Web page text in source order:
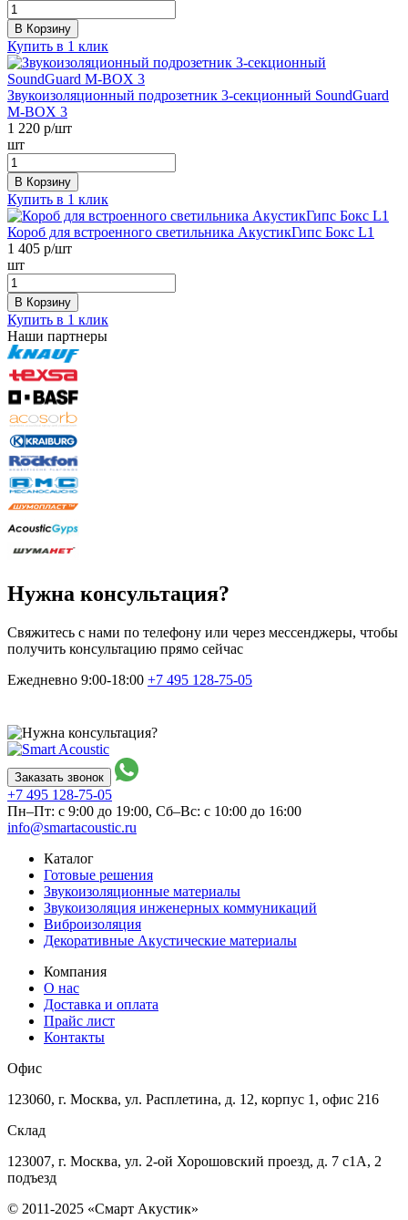
В Корзину
Купить в 1 клик
Звукоизоляционный подрозетник 3-секционный SoundGuard
M-BOX 3
1 220 р/шт
шт
В Корзину
Купить в 1 клик
Короб для встроенного светильника АкустикГипс Бокс L1
1 405 р/шт
шт
В Корзину
Купить в 1 клик
Наши партнеры
Нужна консультация?
Свяжитесь с нами по телефону или через мессенджеры, чтобы
получить консультацию прямо сейчас
Ежедневно 9:00-18:00 +7 495 128-75-05
Заказать звонок
+7 495 128-75-05
Пн–Пт: с 9:00 до 19:00, Сб–Вс: с 10:00 до 16:00
info@smartacoustic.ru
Каталог
Готовые решения
Звукоизоляционные материалы
Звукоизоляция инженерных коммуникаций
Виброизоляция
Декоративные Акустические материалы
Компания
О нас
Доставка и оплата
Прайс лист
Контакты
Офис
123060, г. Москва, ул. Расплетина, д. 12, корпус 1, офис 216
Склад
123007, г. Москва, ул. 2-ой Хорошовский проезд, д. 7 с1А, 2
подъезд
© 2011-2025 «Смарт Акустик»